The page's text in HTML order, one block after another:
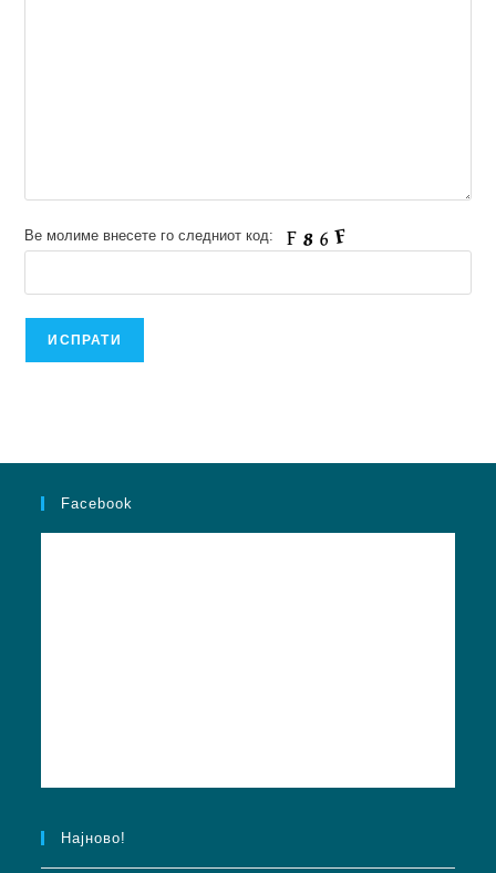
Ве молиме внесете го следниот код:
Facebook
Најново!